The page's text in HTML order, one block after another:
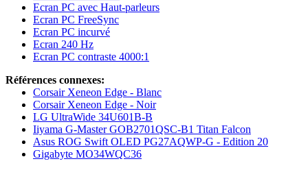
Ecran PC avec Haut-parleurs
Ecran PC FreeSync
Ecran PC incurvé
Ecran 240 Hz
Ecran PC contraste 4000:1
Références connexes:
Corsair Xeneon Edge - Blanc
Corsair Xeneon Edge - Noir
LG UltraWide 34U601B-B
Iiyama G-Master GOB2701QSC-B1 Titan Falcon
Asus ROG Swift OLED PG27AQWP-G - Edition 20
Gigabyte MO34WQC36